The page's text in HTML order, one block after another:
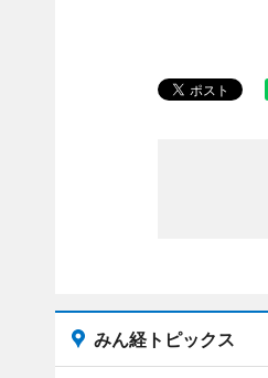
みん経トピックス